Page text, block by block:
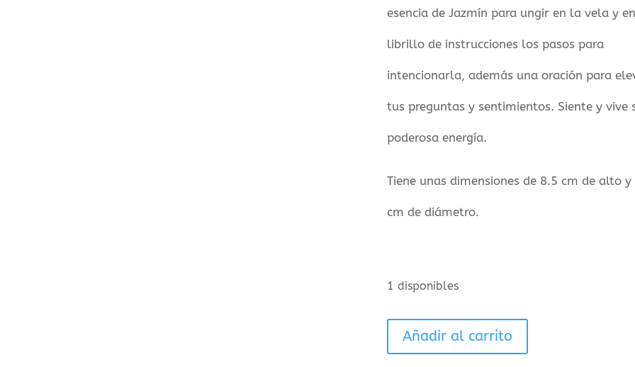
esencia de Jazmín para ungir en la vela y
librillo de instrucciones los pasos para
intencionarla, además una oración para
tus preguntas y sentimientos. Siente y vive
poderosa energía.
Tiene unas dimensiones de 8.5 cm de alto y
cm de diámetro.
1 disponibles
Arcángel
Añadir al carrito